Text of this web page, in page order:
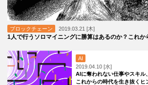
ブロックチェーン 2019.03.21 [木]
1人で行うソロマイニングに勝算はあるのか？これか
AI
2019.04.10 [水]
AIに奪われない仕事やスキル
これからの時代を生き抜くヒ